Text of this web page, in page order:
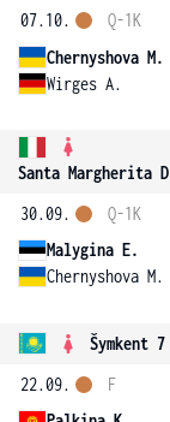
07.10.
Chernyshova M.
Wirges A.
Q-1K
Santa Margherita
30.09.
Malygina E.
Chernyshova M.
Q-1K
Šymkent
22.09.
F